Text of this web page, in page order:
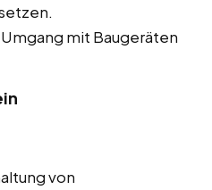
mit Baugeräten
von